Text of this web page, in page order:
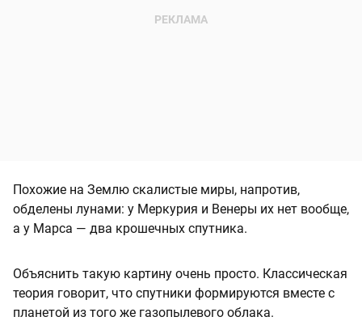
Похожие на Землю скалистые миры, напротив,
обделены лунами: у Меркурия и Венеры их нет вообще,
а у Марса — два крошечных спутника.
Объяснить такую картину очень просто. Классическая
теория говорит, что спутники формируются вместе с
планетой из того же газопылевого облака.